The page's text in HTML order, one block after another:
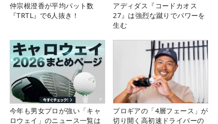
仲宗根澄香が平均パット数
『TRTL』で6人抜き！
アディダス『コードカオス
27』は強烈な蹴りでパワーを
生む
今年も男女プロが強い「キャ
ロウェイ」のニュース一覧は
プロギアの「4層フェース」が
切り開く高初速ドライバーの